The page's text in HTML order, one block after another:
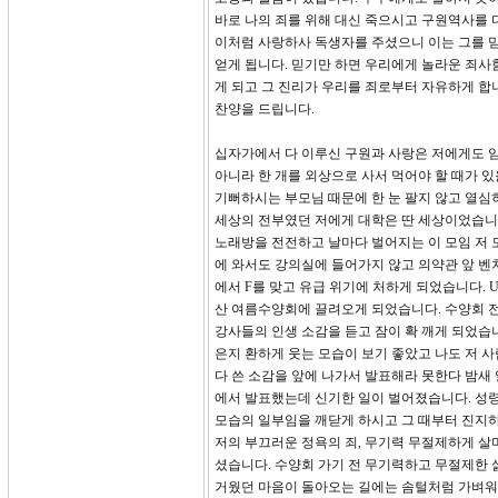
바로 나의 죄를 위해 대신 죽으시고 구원역사를
이처럼 사랑하사 독생자를 주셨으니 이는 그를
얻게 됩니다. 믿기만 하면 우리에게 놀라운 죄
게 되고 그 진리가 우리를 죄로부터 자유하게
찬양을 드립니다.
십자가에서 다 이루신 구원과 사랑은 저에게도
아니라 한 개를 외상으로 사서 먹어야 할 때가
기뻐하시는 부모님 때문에 한 눈 팔지 않고 열
세상의 전부였던 저에게 대학은 딴 세상이었습
노래방을 전전하고 날마다 벌어지는 이 모임 저
에 와서도 강의실에 들어가지 않고 의약관 앞
에서 F를 맞고 유급 위기에 처하게 되었습니다.
산 여름수양회에 끌려오게 되었습니다. 수양회
강사들의 인생 소감을 듣고 잠이 확 깨게 되었
은지 환하게 웃는 모습이 보기 좋았고 나도 저
다 쓴 소감을 앞에 나가서 발표해라 못한다 밤
에서 발표했는데 신기한 일이 벌어졌습니다. 성
모습의 일부임을 깨닫게 하시고 그 때부터 진지
저의 부끄러운 정욕의 죄, 무기력 무절제하게
셨습니다. 수양회 가기 전 무기력하고 무절제한
거웠던 마음이 돌아오는 길에는 솜털처럼 가벼